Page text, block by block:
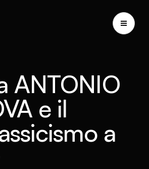
ANTONIO
e il
a